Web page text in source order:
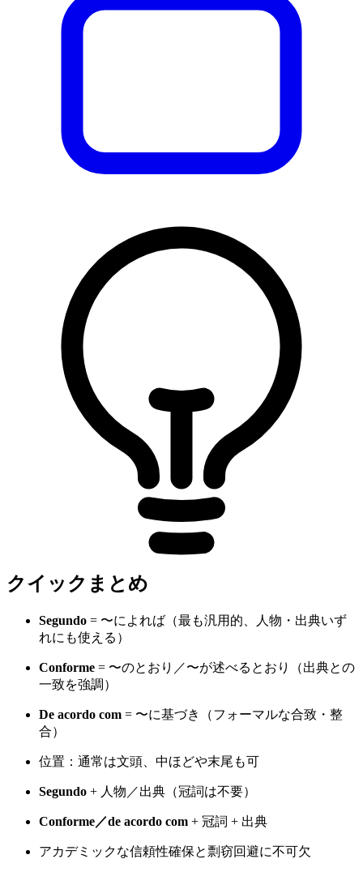
クイックまとめ
Segundo = 〜によれば（最も汎用的、人物・出典いず
れにも使える）
Conforme = 〜のとおり／〜が述べるとおり（出典との
一致を強調）
De acordo com = 〜に基づき（フォーマルな合致・整
合）
位置：通常は文頭、中ほどや末尾も可
Segundo + 人物／出典（冠詞は不要）
Conforme／de acordo com + 冠詞 + 出典
アカデミックな信頼性確保と剽窃回避に不可欠